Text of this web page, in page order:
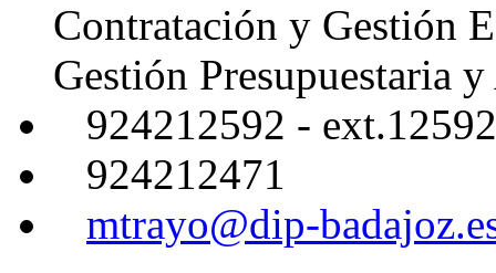
Contratación y Gestión
Gestión Presupuestaria
924212592 - ext.12592
924212471
mtrayo@dip-